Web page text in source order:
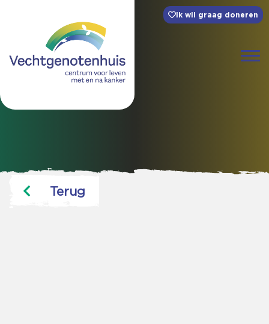
Ik wil graag doneren
Terug